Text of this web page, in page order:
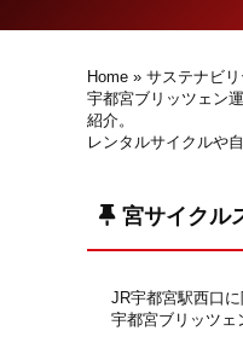
Home » サステナビリ
宇都宮ブリッツェン
紹介。
レンタルサイクルや
宮サイクル
JR宇都宮駅西口
宇都宮ブリッツェ